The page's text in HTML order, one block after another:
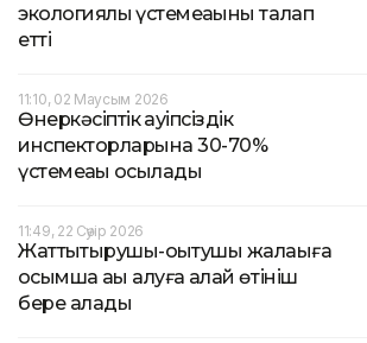
экологиялық үстемеақыны талап
етті
11:10, 02 Маусым 2026
Өнеркәсіптік қауіпсіздік
инспекторларына 30-70%
үстемеақы қосылады
11:49, 22 Сәуір 2026
Жаттықтырушы-оқытушы жалақыға
қосымша ақы алуға қалай өтініш
бере алады